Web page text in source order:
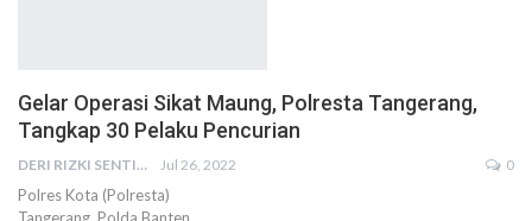
Gelar Operasi Sikat Maung, Polresta Tangerang,
Tangkap 30 Pelaku Pencurian
DERI RIZKI SENTIKA Jul 26, 2022 0
Polres Kota (Polresta)